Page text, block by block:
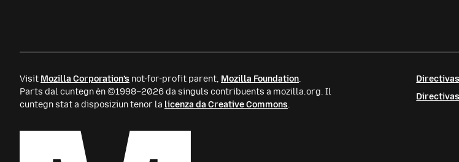
Visit Mozilla Corporation’s not-for-profit parent, Mozilla Foundation.
Parts dal cuntegn èn ©1998–2026 da singuls contribuents a mozilla.org. Il
cuntegn stat a disposiziun tenor la licenza da Creative Commons.